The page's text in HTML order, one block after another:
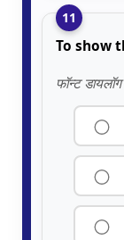
11
To show
फॉन्ट